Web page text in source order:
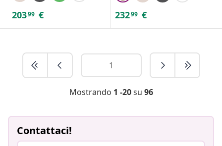
20399 € 23299 €
Mostrando 1 -20su 96
Contattaci!